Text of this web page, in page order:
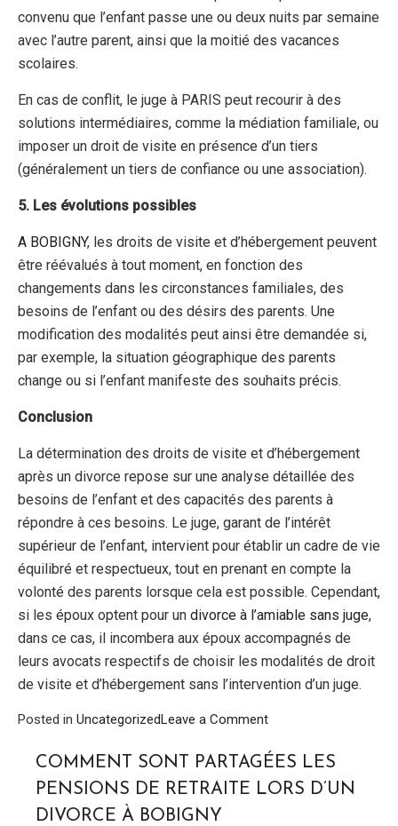
convenu que l’enfant passe une ou deux nuits par semaine
avec l’autre parent, ainsi que la moitié des vacances
scolaires.
En cas de conflit, le juge à PARIS peut recourir à des
solutions intermédiaires, comme la médiation familiale, ou
imposer un droit de visite en présence d’un tiers
(généralement un tiers de confiance ou une association).
5. Les évolutions possibles
A BOBIGNY, les droits de visite et d’hébergement peuvent
être réévalués à tout moment, en fonction des
changements dans les circonstances familiales, des
besoins de l’enfant ou des désirs des parents. Une
modification des modalités peut ainsi être demandée si,
par exemple, la situation géographique des parents
change ou si l’enfant manifeste des souhaits précis.
Conclusion
La détermination des droits de visite et d’hébergement
après un divorce repose sur une analyse détaillée des
besoins de l’enfant et des capacités des parents à
répondre à ces besoins. Le juge, garant de l’intérêt
supérieur de l’enfant, intervient pour établir un cadre de vie
équilibré et respectueux, tout en prenant en compte la
volonté des parents lorsque cela est possible. Cependant,
si les époux optent pour un divorce à l’amiable sans juge,
dans ce cas, il incombera aux époux accompagnés de
leurs avocats respectifs de choisir les modalités de droit
de visite et d’hébergement sans l’intervention d’un juge.
Posted in Uncategorized Leave a Commenton
sont
déterminés
les
COMMENT SONT PARTAGÉES LES
PENSIONS DE RETRAITE LORS D’UN
DIVORCE À BOBIGNY